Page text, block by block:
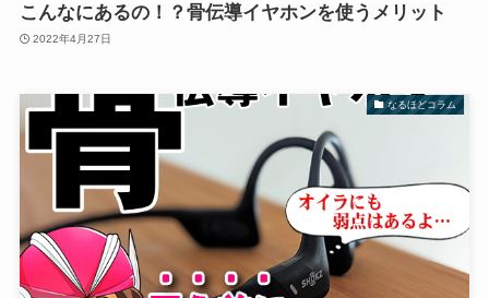
こんなにあるの！？骨伝導イヤホンを使うメリット
2022年4月27日
なるほどコラム